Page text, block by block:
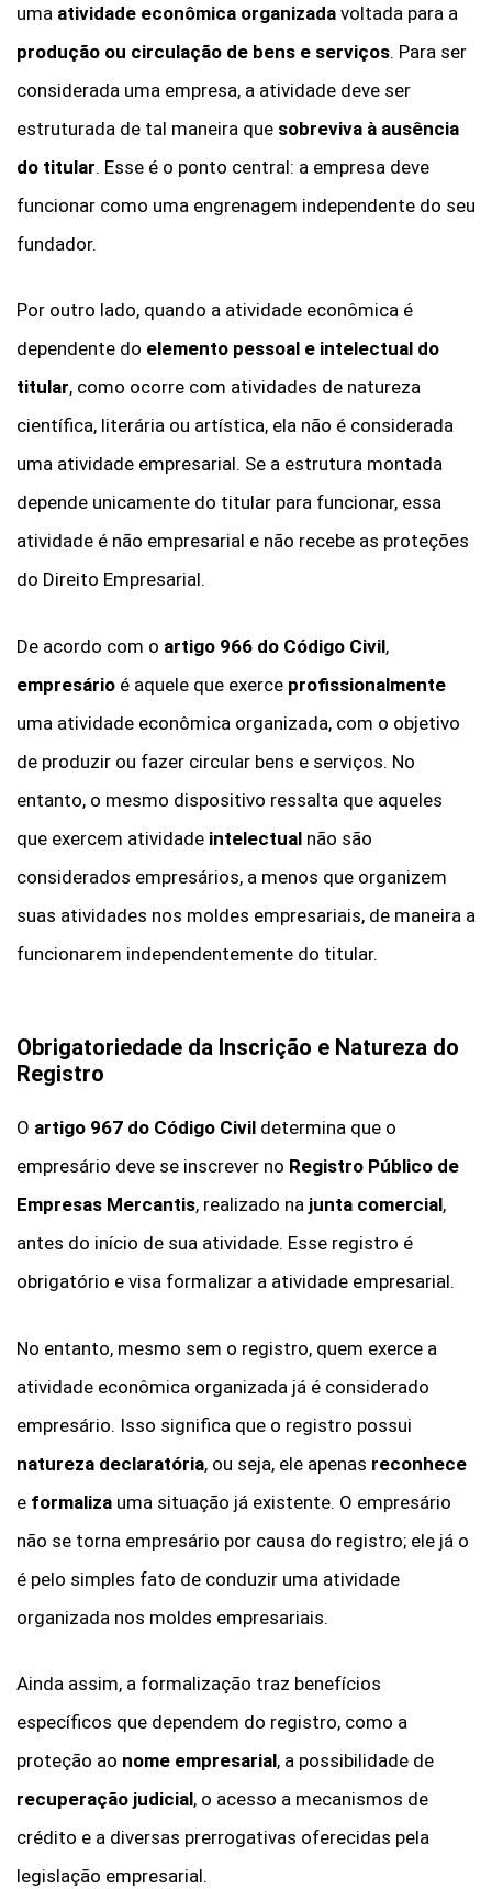
uma atividade econômica organizada voltada para a
produção ou circulação de bens e serviços. Para ser
considerada uma empresa, a atividade deve ser
estruturada de tal maneira que sobreviva à ausência
do titular. Esse é o ponto central: a empresa deve
funcionar como uma engrenagem independente do seu
fundador.
Por outro lado, quando a atividade econômica é
dependente do elemento pessoal e intelectual do
titular, como ocorre com atividades de natureza
científica, literária ou artística, ela não é considerada
uma atividade empresarial. Se a estrutura montada
depende unicamente do titular para funcionar, essa
atividade é não empresarial e não recebe as proteções
do Direito Empresarial.
De acordo com o artigo 966 do Código Civil,
empresário é aquele que exerce profissionalmente
uma atividade econômica organizada, com o objetivo
de produzir ou fazer circular bens e serviços. No
entanto, o mesmo dispositivo ressalta que aqueles
que exercem atividade intelectual não são
considerados empresários, a menos que organizem
suas atividades nos moldes empresariais, de maneira a
funcionarem independentemente do titular.
Obrigatoriedade da Inscrição e Natureza do
Registro
O artigo 967 do Código Civil determina que o
empresário deve se inscrever no Registro Público de
Empresas Mercantis, realizado na junta comercial,
antes do início de sua atividade. Esse registro é
obrigatório e visa formalizar a atividade empresarial.
No entanto, mesmo sem o registro, quem exerce a
atividade econômica organizada já é considerado
empresário. Isso significa que o registro possui
natureza declaratória, ou seja, ele apenas reconhece
e formaliza uma situação já existente. O empresário
não se torna empresário por causa do registro; ele já o
é pelo simples fato de conduzir uma atividade
organizada nos moldes empresariais.
Ainda assim, a formalização traz benefícios
específicos que dependem do registro, como a
proteção ao nome empresarial, a possibilidade de
recuperação judicial, o acesso a mecanismos de
crédito e a diversas prerrogativas oferecidas pela
legislação empresarial.